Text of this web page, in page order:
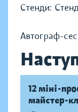
Стенди:
Автограф-
12 міні-
майстер-